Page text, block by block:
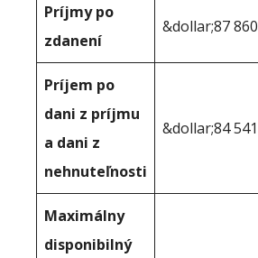
Príjmy po
zdanení
&dollar;87 860
Príjem po
dani z príjmu
a dani z
nehnuteľnosti
&dollar;84 541
Maximálny
disponibilný